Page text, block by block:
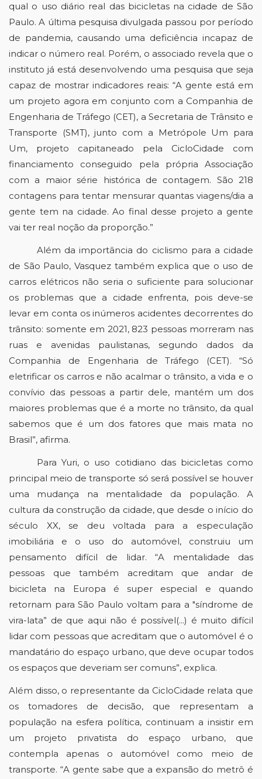
qual o uso diário real das bicicletas na cidade de São
Paulo. A última pesquisa divulgada passou por período
de pandemia, causando uma deficiência incapaz de
indicar o número real. Porém, o associado revela que o
instituto já está desenvolvendo uma pesquisa que seja
capaz de mostrar indicadores reais: “A gente está em
um projeto agora em conjunto com a Companhia de
Engenharia de Tráfego (CET), a Secretaria de Trânsito e
Transporte (SMT), junto com a Metrópole Um para
Um, projeto capitaneado pela CicloCidade com
financiamento conseguido pela própria Associação
com a maior série histórica de contagem. São 218
contagens para tentar mensurar quantas viagens/dia a
gente tem na cidade. Ao final desse projeto a gente
vai ter real noção da proporção.”
Além da importância do ciclismo para a cidade
de São Paulo, Vasquez também explica que o uso de
carros elétricos não seria o suficiente para solucionar
os problemas que a cidade enfrenta, pois deve-se
levar em conta os inúmeros acidentes decorrentes do
trânsito: somente em 2021, 823 pessoas morreram nas
Companhia de Engenharia de Tráfego (CET).
“Só
eletrificar os carros e não acalmar o trânsito, a vida e o
convívio das pessoas a partir dele, mantém um dos
maiores problemas que é a morte no trânsito, da qual
sabemos que é um dos fatores que mais mata no
Brasil”, afirma.
Para Yuri, o uso cotidiano das bicicletas como
principal meio de transporte só será possível se houver
uma mudança na mentalidade da população. A
cultura da construção da cidade, que desde o início do
século XX, se deu voltada para a especulação
imobiliária e o uso do automóvel, construiu um
pensamento difícil de lidar. “A mentalidade das
pessoas que também acreditam que andar de
bicicleta na Europa é super especial e quando
retornam para São Paulo voltam para a "síndrome de
vira-lata” de que aqui não é possível(...) é muito difícil
lidar com pessoas que acreditam que o automóvel é o
mandatário do espaço urbano, que deve ocupar todos
os espaços que deveriam ser comuns”, explica.
Além disso, o representante da CicloCidade relata que
os tomadores de decisão, que representam a
população na esfera política, continuam a insistir em
um projeto privatista do espaço urbano, que
contempla apenas o automóvel como meio de
transporte. “A gente sabe que a expansão do metrô é